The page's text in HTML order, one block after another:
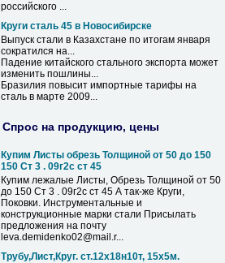
российского ...
Круги сталь 45 в Новосибирске
Выпуск стали в Казахстане по итогам января
сократился на...
Падение китайского стального экспорта может
изменить пошлины...
Бразилия повысит импортные тарифы на
сталь в марте 2009...
Спрос на продукцию, цены
Купим Листы обрезь Толщиной от 50 до 150
150 Ст 3 . 09г2с ст 45
Купим лежалые Листы, Обрезь Толщиной от 50
до 150 Ст 3 . 09г2с ст 45 А так-же Круги,
Поковки. Инструментальные и
конструкционные марки стали Присылать
предложения на почту
leva.demidenko02@mail.r...
Трубу,Лист,Круг. ст.12х18н10т, 15х5м.